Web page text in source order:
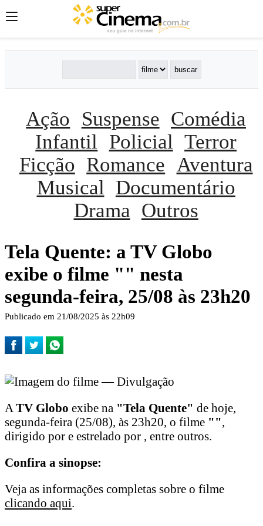
Ação Suspense Comédia
Infantil
Policial Terror
Ficção Romance Aventura
Musical
Documentário
Drama Outros
Tela Quente: a TV Globo
exibe o filme "" nesta
segunda-feira, 25/08 às 23h20
Publicado em 21/08/2025 às 22h09
A TV Globo exibe na "Tela Quente" de hoje,
segunda-feira (25/08), às 23h20, o filme "",
dirigido por e estrelado por , entre outros.
Confira a sinopse:
Veja as informações completas sobre o filme
clicando aqui.